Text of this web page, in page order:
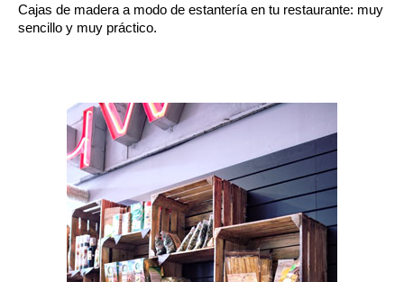
Cajas de madera a modo de estantería en tu restaurante: muy
sencillo y muy práctico.